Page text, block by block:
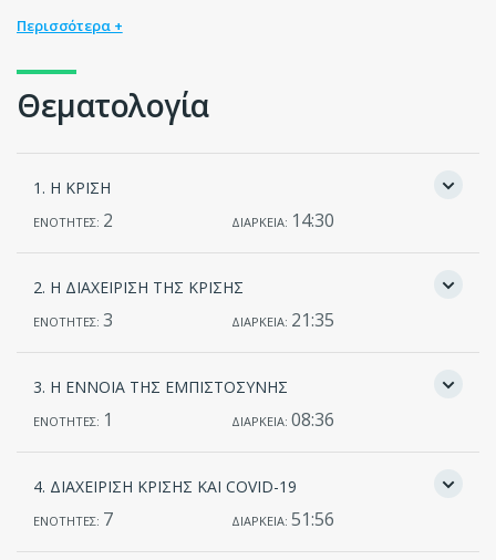
Περισσότερα +
Θεματολογία
1. Η ΚΡΙΣΗ
ΕΝΟΤΗΤΕΣ: 2 ΔΙΑΡΚΕΙΑ: 14:30
2. Η ΔΙΑΧΕΙΡΙΣΗ ΤΗΣ ΚΡΙΣΗΣ
ΕΝΟΤΗΤΕΣ: 3 ΔΙΑΡΚΕΙΑ: 21:35
3. Η ΕΝΝΟΙΑ ΤΗΣ ΕΜΠΙΣΤΟΣΥΝΗΣ
ΕΝΟΤΗΤΕΣ: 1 ΔΙΑΡΚΕΙΑ: 08:36
4. ΔΙΑΧΕΙΡΙΣΗ ΚΡΙΣΗΣ ΚΑΙ COVID-19
ΕΝΟΤΗΤΕΣ: 7 ΔΙΑΡΚΕΙΑ: 51:56